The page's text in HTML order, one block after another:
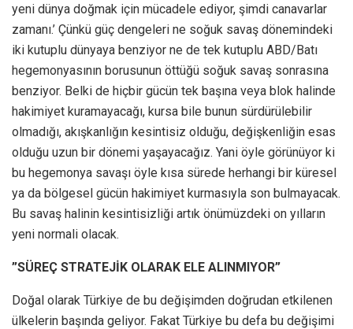
yeni dünya doğmak için mücadele ediyor, şimdi canavarlar
zamanı.’ Çünkü güç dengeleri ne soğuk savaş dönemindeki
iki kutuplu dünyaya benziyor ne de tek kutuplu ABD/Batı
hegemonyasının borusunun öttüğü soğuk savaş sonrasına
benziyor. Belki de hiçbir gücün tek başına veya blok halinde
hakimiyet kuramayacağı, kursa bile bunun sürdürülebilir
olmadığı, akışkanlığın kesintisiz olduğu, değişkenliğin esas
olduğu uzun bir dönemi yaşayacağız. Yani öyle görünüyor ki
bu hegemonya savaşı öyle kısa sürede herhangi bir küresel
ya da bölgesel gücün hakimiyet kurmasıyla son bulmayacak.
Bu savaş halinin kesintisizliği artık önümüzdeki on yılların
yeni normali olacak.
”SÜREÇ STRATEJİK OLARAK ELE ALINMIYOR”
Doğal olarak Türkiye de bu değişimden doğrudan etkilenen
ülkelerin başında geliyor. Fakat Türkiye bu defa bu değişimi